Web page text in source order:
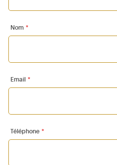
Nom *
Email *
Téléphone *